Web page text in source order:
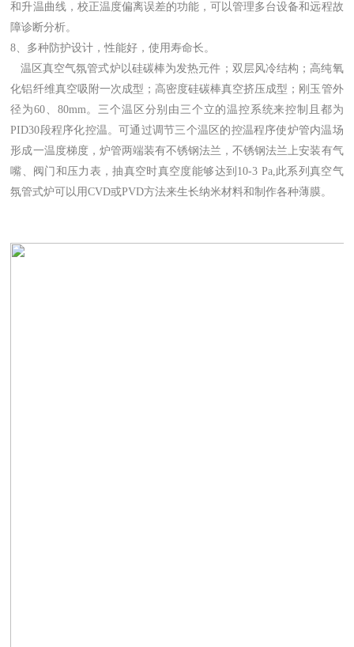
和升温曲线，校正温度偏离误差的功能，可以管理多台设备和远程故
障诊断分析。
8、多种防护设计，性能好，使用寿命长。
温区真空气氛管式炉以硅碳棒为发热元件；双层风冷结构；高纯氧
化铝纤维真空吸附一次成型；高密度硅碳棒真空挤压成型；刚玉管外
径为60、80mm。三个温区分别由三个立的温控系统来控制且都为
PID30段程序化控温。可通过调节三个温区的控温程序使炉管内温场
形成一温度梯度，炉管两端装有不锈钢法兰，不锈钢法兰上安装有气
嘴、阀门和压力表，抽真空时真空度能够达到10-3 Pa,此系列真空气
氛管式炉可以用CVD或PVD方法来生长纳米材料和制作各种薄膜。